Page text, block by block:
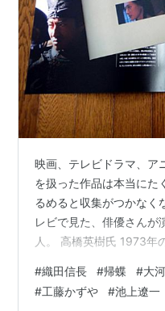
映画、テレビドラマ、ア
を扱った作品は本当にた
るめると収集がつかなく
レビで見た、俳優さんが
人。 高橋英樹氏 1973年
始まります。当時、父に
小説（ハードカバー２冊
#織田信長 #帰蝶 #大
#工藤かずや #池上遼一